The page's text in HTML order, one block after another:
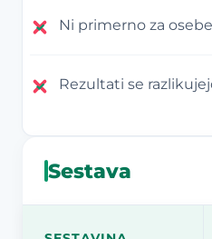
Ni primerno za
Rezultati se
Sestava